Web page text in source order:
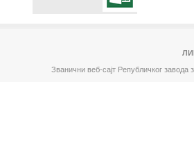
Званични веб-сајт Републичког